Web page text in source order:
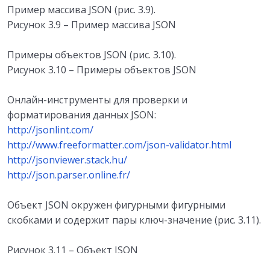
Пример массива JSON (рис. 3.9).
Рисунок 3.9 – Пример массива JSON
Примеры объектов JSON (рис. 3.10).
Рисунок 3.10 – Примеры объектов JSON
Онлайн-инструменты для проверки и
форматирования данных JSON:
http://jsonlint.com/
http://www.freeformatter.com/json-validator.html
http://jsonviewer.stack.hu/
http://json.parser.online.fr/
Объект JSON окружен фигурными фигурными
скобками и содержит пары ключ-значение (рис. 3.11).
Рисунок 3.11 – Объект JSON